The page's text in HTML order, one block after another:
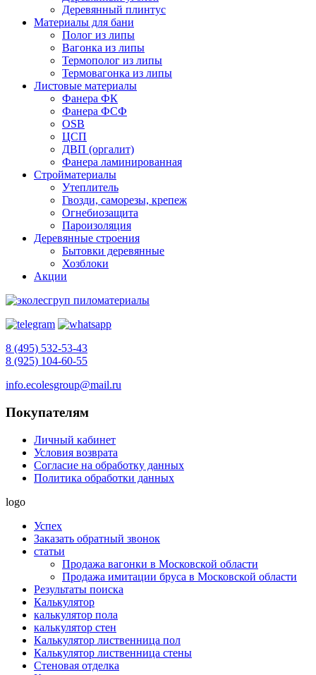
Деревянный плинтус
Материалы для бани
Полог из липы
Вагонка из липы
Термополог из липы
Термовагонка из липы
Листовые материалы
Фанера ФК
Фанера ФСФ
OSB
ЦСП
ДВП (оргалит)
Фанера ламинированная
Стройматериалы
Утеплитель
Гвозди, саморезы, крепеж
Огнебиозащита
Пароизоляция
Деревянные строения
Бытовки деревянные
Хозблоки
Акции
8 (495) 532-53-43
8 (925) 104-60-55
info.ecolesgroup@mail.ru
Покупателям
Личный кабинет
Условия возврата
Согласие на обработку данных
Политика обработки данных
logo
Успех
Заказать обратный звонок
статьи
Продажа вагонки в Московской области
Продажа имитации бруса в Московской области
Результаты поиска
Калькулятор
калькулятор пола
калькулятор стен
Калькулятор лиственница пол
Калькулятор лиственница стены
Стеновая отделка